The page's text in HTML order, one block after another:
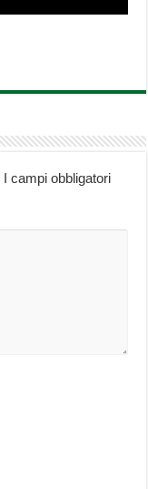
I campi obbligatori